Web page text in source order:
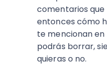
comentarios
entonces cómo
te mencionan en
podrás borrar,
quieras o no.